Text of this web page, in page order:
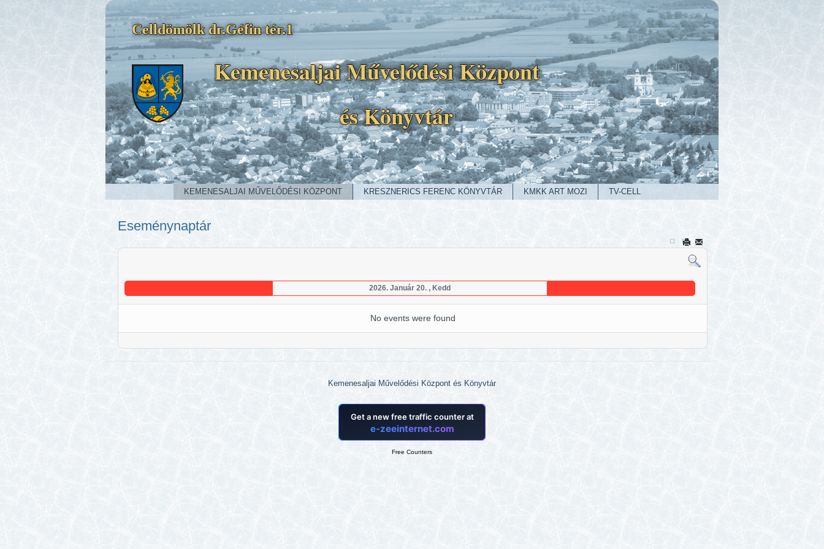
Kemenesaljai Művelődési Központ
Celldömölk dr.Géfin tér.1
és Könyvtár
KEMENESALJAI MŰVELŐDÉSI KÖZPONT KRESZNERICS FERENC KÖNYVTÁR KMKK ART MOZI TV-CELL
Eseménynaptár
2026. Január 20. , Kedd
No events were found
Kemenesaljai Művelődési Központ és Könyvtár
Free Counters